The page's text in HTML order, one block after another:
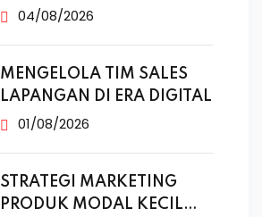
MESKI SUDAH
04/08/2026
MENGELOLA TIM SALES
LAPANGAN DI ERA DIGITAL
01/08/2026
STRATEGI MARKETING
PRODUK MODAL KECIL